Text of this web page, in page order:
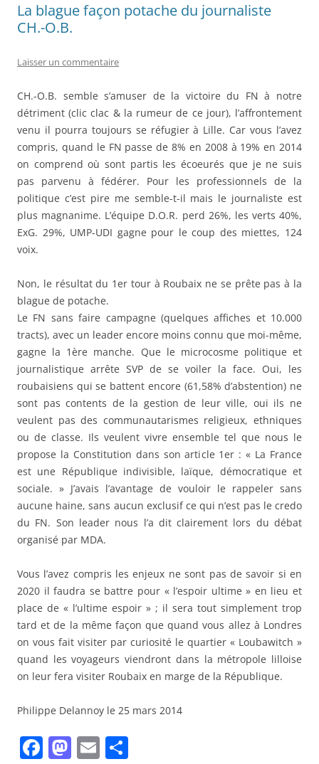
o
k
n
La blague façon potache du journaliste
CH.-O.B.
Laisser un commentaire
CH.-O.B. semble s’amuser de la victoire du FN à notre
détriment (clic clac & la rumeur de ce jour), l’affrontement
venu il pourra toujours se réfugier à Lille. Car vous l’avez
compris, quand le FN passe de 8% en 2008 à 19% en 2014
on comprend où sont partis les écoeurés que je ne suis
pas parvenu à fédérer. Pour les professionnels de la
politique c’est pire me semble-t-il mais le journaliste est
plus magnanime. L’équipe D.O.R. perd 26%, les verts 40%,
ExG. 29%, UMP-UDI gagne pour le coup des miettes, 124
voix.
Non, le résultat du 1er tour à Roubaix ne se prête pas à la
blague de potache.
Le FN sans faire campagne (quelques affiches et 10.000
tracts), avec un leader encore moins connu que moi-même,
gagne la 1ère manche. Que le microcosme politique et
journalistique arrête SVP de se voiler la face. Oui, les
roubaisiens qui se battent encore (61,58% d’abstention) ne
sont pas contents de la gestion de leur ville, oui ils ne
veulent pas des communautarismes religieux, ethniques
ou de classe. Ils veulent vivre ensemble tel que nous le
propose la Constitution dans son article 1er : « La France
est une République indivisible, laïque, démocratique et
sociale. » J’avais l’avantage de vouloir le rappeler sans
aucune haine, sans aucun exclusif ce qui n’est pas le credo
du FN. Son leader nous l’a dit clairement lors du débat
organisé par MDA.
Vous l’avez compris les enjeux ne sont pas de savoir si en
2020 il faudra se battre pour « l’espoir ultime » en lieu et
place de « l’ultime espoir » ; il sera tout simplement trop
tard et de la même façon que quand vous allez à Londres
on vous fait visiter par curiosité le quartier « Loubawitch »
quand les voyageurs viendront dans la métropole lilloise
on leur fera visiter Roubaix en marge de la République.
Philippe Delannoy le 25 mars 2014
F M E